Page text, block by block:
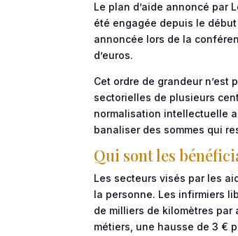
Le plan d’aide annoncé par
été engagée depuis le
annoncée lors de la
d’euros.
Cet ordre de grandeur n’est
sectorielles de plusieurs
normalisation intellectuelle
banaliser des sommes qui
Qui sont les
Les secteurs visés par les
la personne. Les infirmiers
de milliers de kilomètres
métiers, une hausse de 3 €